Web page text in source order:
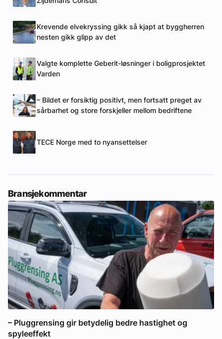
Krevende elvekryssing gikk så kjapt at byggherren
nesten gikk glipp av det
Valgte komplette Geberit-løsninger i boligprosjektet
Varden
– Bildet er forsiktig positivt, men fortsatt preget av
sårbarhet og store forskjeller mellom bedriftene
TECE Norge med to nyansettelser
Bransjekommentar
– Pluggrensing gir betydelig bedre hastighet og
spyleeffekt